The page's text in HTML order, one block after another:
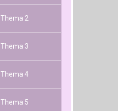
Thema 2
Thema 3
Thema 4
Thema 5